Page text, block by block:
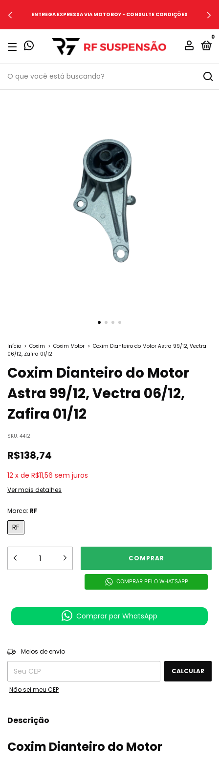
ENTREGA EXPRESSA VIA MOTOBOY - CONSULTE CONDIÇÕES
0
Início > Coxim > Coxim Motor > Coxim Dianteiro do Motor Astra 99/12, Vectra
06/12, Zafira 01/12
Coxim Dianteiro do Motor
Astra 99/12, Vectra 06/12,
Zafira 01/12
SKU: 4412
R$138,74
12 x de R$11,56 sem juros
Ver mais detalhes
Marca: RF
RF
COMPRAR PELO WHATSAPP
Comprar por WhatsApp
Entregas para o CEP:
Meios de envio
CALCULAR
Não sei meu CEP
Descrição
Coxim Dianteiro do Motor